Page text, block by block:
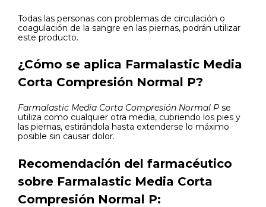
Todas las personas con problemas de circulación o
coagulación de la sangre en las piernas, podrán utilizar
este producto.
¿Cómo se aplica Farmalastic Media
Corta Compresión Normal P?
Farmalastic Media Corta Compresión Normal P se
utiliza como cualquier otra media, cubriendo los pies y
las piernas, estirándola hasta extenderse lo máximo
posible sin causar dolor.
Recomendación del farmacéutico
sobre Farmalastic Media Corta
Compresión Normal P: